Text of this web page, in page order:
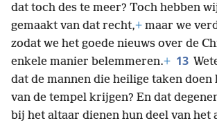
dat toch des te meer? Toch hebben
gemaakt van dat recht,+ maar we
zodat we het goede nieuws over de
enkele manier belemmeren.+ 13
dat de mannen die heilige taken doen
van de tempel krijgen? En dat
bij het altaar dienen hun deel van het